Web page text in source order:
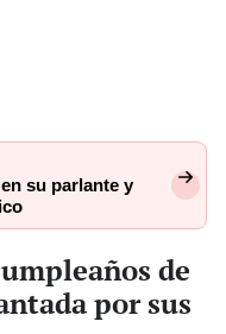
su parlante y
de
por sus